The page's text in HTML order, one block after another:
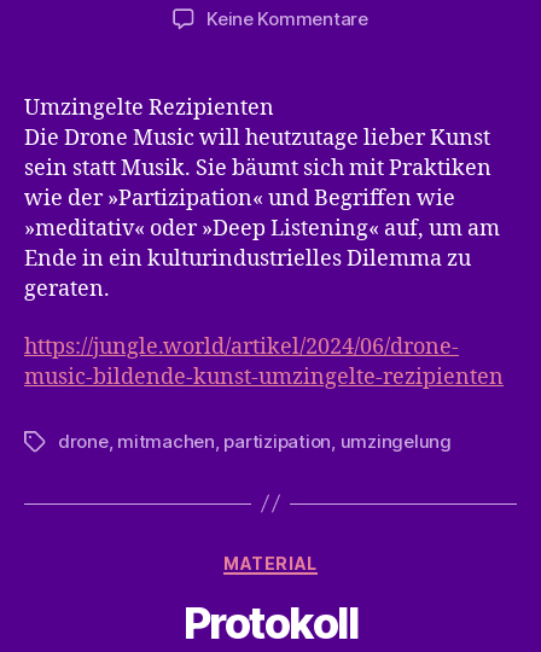
Keine Kommentarezu
/
(KRITIK)
Umzingelte Rezipienten
Die Drone Music will heutzutage lieber Kunst
sein statt Musik. Sie bäumt sich mit Praktiken
wie der »Partizipation« und Begriffen wie
»meditativ« oder »Deep Listening« auf, um am
Ende in ein kulturindustrielles Dilemma zu
geraten.
https://jungle.world/artikel/2024/06/drone-
music-bildende-kunst-umzingelte-rezipienten
Schlagwörter
drone, mitmachen partizipation umzingelung
Kategorien
MATERIAL
Protokoll